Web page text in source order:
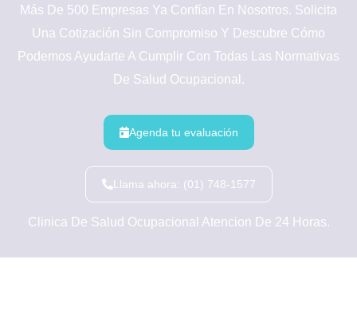
Más De 500 Empresas Ya Confían En Nosotros. Solicita
Una Cotización Sin Compromiso Y Descubre Cómo
Podemos Ayudarte A Cumplir Con Todas Las Normativas
De Salud Ocupacional.
Agenda tu evaluación
Llama ahora: (01) 748-1577
Clinica De Salud Ocupacional Atencion De 24 Horas.